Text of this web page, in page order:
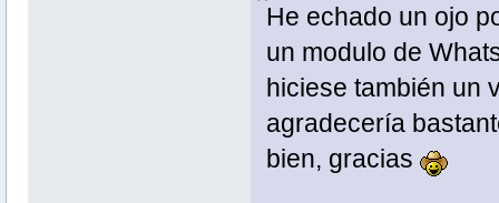
He echado un ojo
un modulo de
hiciese también un
agradecería
bien, gracias